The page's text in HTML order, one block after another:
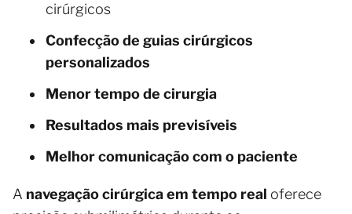
cirúrgicos
Confecção de guias cirúrgicos
personalizados
Menor tempo de cirurgia
Resultados mais previsíveis
Melhor comunicação com o paciente
A navegação cirúrgica em tempo real oferece